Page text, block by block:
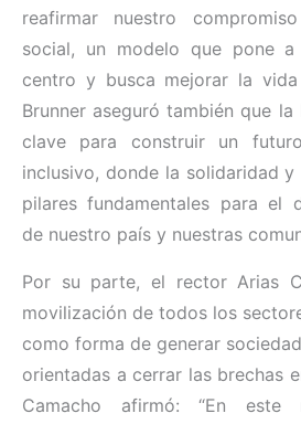
reafirmar nuestro
social, un modelo que pone
centro y busca mejorar la
Brunner aseguró también que la
clave para construir un
inclusivo, donde la solidaridad
pilares fundamentales para el
de nuestro país y nuestras
Por su parte, el rector Arias
movilización de todos los
como forma de generar
orientadas a cerrar las brechas
Camacho afirmó: “En este